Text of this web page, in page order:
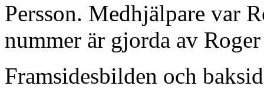
Persson. Medhjälpare var
nummer är gjorda av
Framsidesbilden och